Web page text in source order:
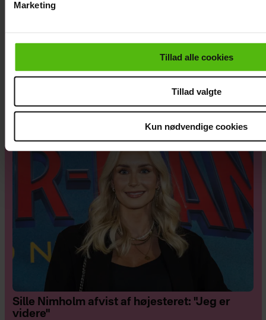
cookiepolitik.
Marketing
Tillad alle cookies
Tillad valgte
Kun nødvendige cookies
Da Lars Rasmussen fik sine diagnoser, var
bedste venner"
Sille Nimholm afvist af højesteret: "Jeg er
videre"